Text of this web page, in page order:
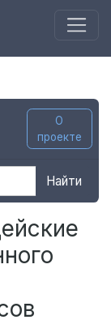
О
проекте
Найти